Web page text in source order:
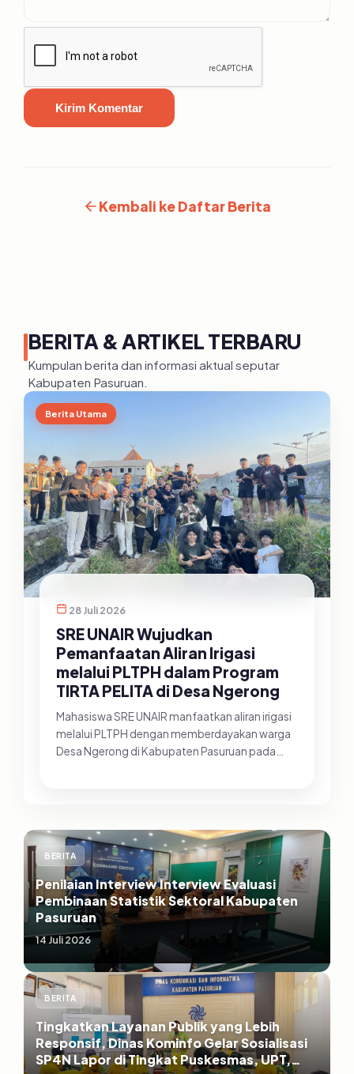
Kirim Komentar
Kembali ke Daftar Berita
BERITA & ARTIKEL TERBARU
Kumpulan berita dan informasi aktual seputar
Kabupaten Pasuruan.
Berita Utama
28 Juli 2026
SRE UNAIR Wujudkan
Pemanfaatan Aliran Irigasi
melalui PLTPH dalam Program
TIRTA PELITA di Desa Ngerong
Mahasiswa SRE UNAIR manfaatkan aliran irigasi
melalui PLTPH dengan memberdayakan warga
Desa Ngerong di Kabupaten Pasuruan pada
BERITA
Penilaian Interview Interview Evaluasi
Pembinaan Statistik Sektoral Kabupaten
Pasuruan
14 Juli 2026
BERITA
Tingkatkan Layanan Publik yang Lebih
Responsif, Dinas Kominfo Gelar Sosialisasi
SP4N Lapor di Tingkat Puskesmas, UPT,